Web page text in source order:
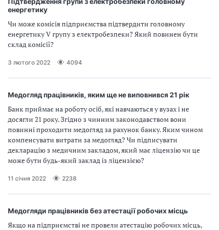
енергетику
Чи може комісія підприємства підтвердити головному
енергетику V групу з електробезпеки? Який повинен бути
склад комісії?
3 лютого 2022 4094
Медогляд працівників, яким ще не виповнився 21 рік
Банк приймає на роботу осіб, які навчаються у вузах і не
досягли 21 року. Згідно з чинним законодавством вони
повинні проходити медогляд за рахунок банку. Яким чином
компенсувати витрати за медогляд? Чи підписувати
декларацію з медичним закладом, який має ліцензію чи це
може бути будь-який заклад із ліцензією?
11 січня 2022 2238
Медогляди працівників без атестації робочих місць
Якщо на підприємстві не провели атестацію робочих місць,
в
а
д
ж
у
в
а
т
и
С
О